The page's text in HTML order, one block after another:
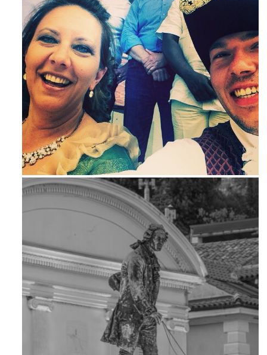
Maj 23